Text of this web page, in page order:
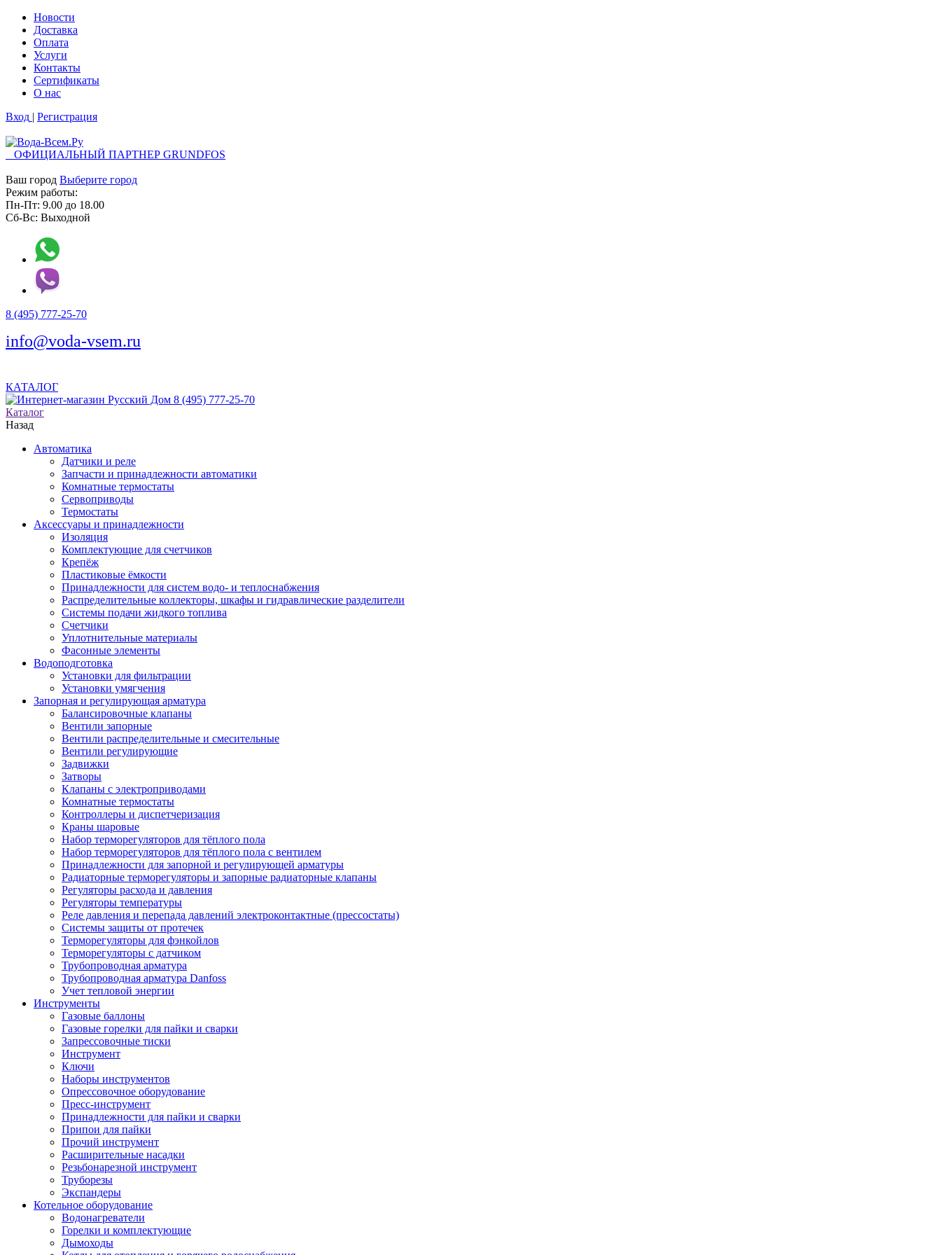
Новости
Доставка
Оплата
Услуги
Контакты
Cертификаты
О нас
Вход | Регистрация
ОФИЦИАЛЬНЫЙ ПАРТНЕР GRUNDFOS
Ваш город Выберите город
Режим работы:
Пн-Пт: 9.00 до 18.00
Сб-Вс: Выходной
8 (495) 777-25-70
info@voda-vsem.ru
КАТАЛОГ
8 (495) 777-25-70
Каталог
Назад
Автоматика
Датчики и реле
Запчасти и принадлежности автоматики
Комнатные термостаты
Сервоприводы
Термостаты
Аксессуары и принадлежности
Изоляция
Комплектующие для счетчиков
Крепёж
Пластиковые ёмкости
Принадлежности для систем водо- и теплоснабжения
Распределительные коллекторы, шкафы и гидравлические разделители
Системы подачи жидкого топлива
Счетчики
Уплотнительные материалы
Фасонные элементы
Водоподготовка
Установки для фильтрации
Установки умягчения
Запорная и регулирующая арматура
Балансировочные клапаны
Вентили запорные
Вентили распределительные и смесительные
Вентили регулирующие
Задвижки
Затворы
Клапаны с электроприводами
Комнатные термостаты
Контроллеры и диспетчеризация
Краны шаровые
Набор терморегуляторов для тёплого пола
Набор терморегуляторов для тёплого пола с вентилем
Принадлежности для запорной и регулирующей арматуры
Радиаторные терморегуляторы и запорные радиаторные клапаны
Регуляторы расхода и давления
Регуляторы температуры
Реле давления и перепада давлений электроконтактные (прессостаты)
Системы защиты от протечек
Терморегуляторы для фэнкойлов
Терморегуляторы с датчиком
Трубопроводная арматура
Трубопроводная арматура Danfoss
Учет тепловой энергии
Инструменты
Газовые баллоны
Газовые горелки для пайки и сварки
Запрессовочные тиски
Инструмент
Ключи
Наборы инструментов
Опрессовочное оборудование
Пресс-инструмент
Принадлежности для пайки и сварки
Припои для пайки
Прочий инструмент
Расширительные насадки
Резьбонарезной инструмент
Труборезы
Экспандеры
Котельное оборудование
Водонагреватели
Горелки и комплектующие
Дымоходы